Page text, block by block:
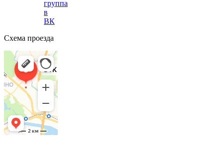
группа
в
ВК
Схема проезда